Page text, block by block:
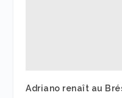
Adriano renaît au